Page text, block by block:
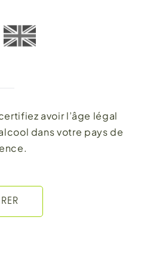
avoir l’âge légal
dans votre pays de